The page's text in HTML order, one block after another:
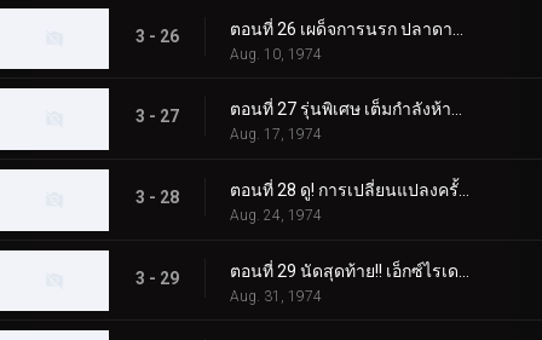
3 - 26
Aug. 10, 1974
3 - 27 ตอนที่ 27 รุ่นพิเศษ เต็มกำลังห้าไรเดอร์!!
Aug. 17, 1974
3 - 28
Aug. 24, 1974
3 - 29
Aug. 31, 1974